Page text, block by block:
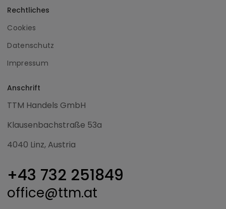
Rechtliches
Cookies
Datenschutz
Impressum
Anschrift
TTM Handels GmbH
Klausenbachstraße 53a
4040 Linz, Austria
+43 732 251849
office@ttm.at